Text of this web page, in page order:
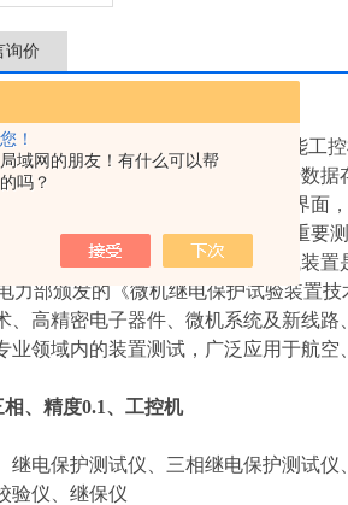
！
域网的朋友！有什么可以帮
吗？
询价
三相、精度0.1、工控机
采用高性能工
前面板设有USB口可方便地进行数据
显示屏上显示，全套汉字化操作界面
证电力系统安全可靠运行的一种重要
不断推出新型高性能继电保护测试装
力部颁发的《微机继电保护试验装置
、高精密电子器件、微机系统及新线
业领域内的装置测试，广泛应用于航
、精度0.1、工控机
继电保护测试仪、三相继电保护测试
验仪、继保仪